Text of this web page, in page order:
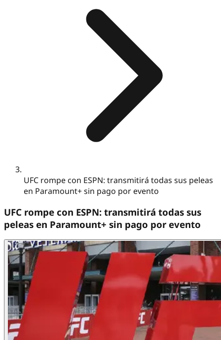
UFC rompe con ESPN: transmitirá todas sus peleas
en Paramount+ sin pago por evento
UFC rompe con ESPN: transmitirá todas sus
peleas en Paramount+ sin pago por evento